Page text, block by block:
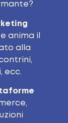
anima il
alla
ecc.